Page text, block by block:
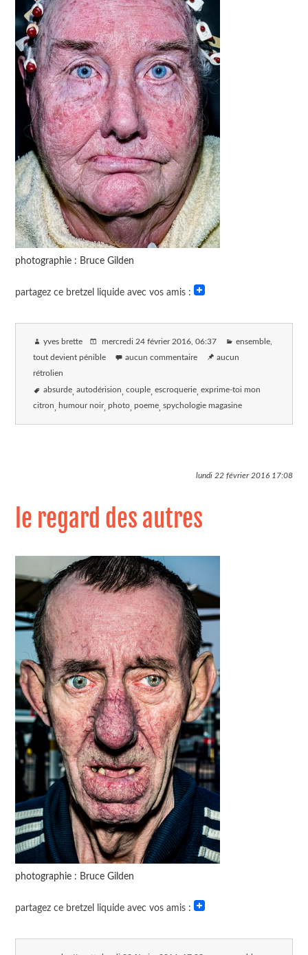
photographie : Bruce Gilden
partagez ce bretzel liquide avec vos amis :
yves brette mercredi 24 février 2016 , 06:37 ensemble,
tout devient pénible aucun commentaire aucun
rétrolien
absurde autodérision couple escroquerie exprime-toi mon
citron humour noir photo poeme spychologie magasine
lundi 22 février 201617:08
le regard des autres
photographie : Bruce Gilden
partagez ce bretzel liquide avec vos amis :